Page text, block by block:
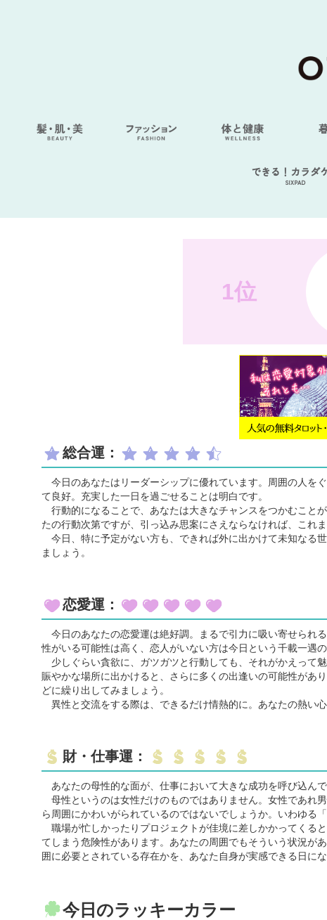
できる！カラダ
SIXPAD
1位
総合運：
今日のあなたはリーダーシップに優れています。周囲の人を
て良好。充実した一日を過ごせることは明白です。
行動的になることで、あなたは大きなチャンスをつかむこと
たの行動次第ですが、引っ込み思案にさえならなければ、これ
今日、特に予定がない方も、できれば外に出かけて未知なる
ましょう。
恋愛運：
今日のあなたの恋愛運は絶好調。まるで引力に吸い寄せられ
性がいる可能性は高く、恋人がいない方は今日という千載一遇
少しぐらい貪欲に、ガツガツと行動しても、それがかえって
賑やかな場所に出かけると、さらに多くの出逢いの可能性があ
どに繰り出してみましょう。
異性と交流をする際は、できるだけ情熱的に。あなたの熱い
財・仕事運：
あなたの母性的な面が、仕事において大きな成功を呼び込んで
母性というのは女性だけのものではありません。女性であれ
ら周囲にかわいがられているのではないでしょうか。いわゆる
職場が忙しかったりプロジェクトが佳境に差しかかってくる
てしまう危険性があります。あなたの周囲でもそういう状況が
囲に必要とされている存在かを、あなた自身が実感できる日にな
今日のラッキーカラー